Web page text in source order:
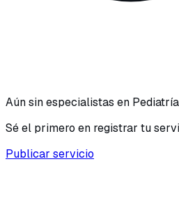
Aún sin especialistas en Pediatría
Sé el primero en registrar tu
Publicar servicio